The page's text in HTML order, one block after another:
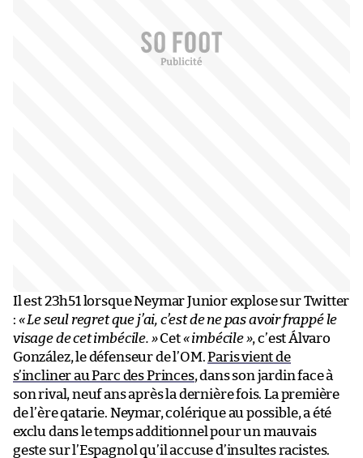
Il est 23h51 lorsque Neymar Junior explose sur Twitter
: « Le seul regret que j’ai, c’est de ne pas avoir frappé le
visage de cet imbécile. »Cet« imbécile », c’est Álvaro
González, le défenseur de l’OM.Paris vient de
s’incliner au Parc des Princes, dans son jardin face à
son rival, neuf ans après la dernière fois. La première
de l’ère qatarie. Neymar, colérique au possible, a été
exclu dans le temps additionnel pour un mauvais
geste sur l’Espagnol qu’il accuse d’insultes racistes.